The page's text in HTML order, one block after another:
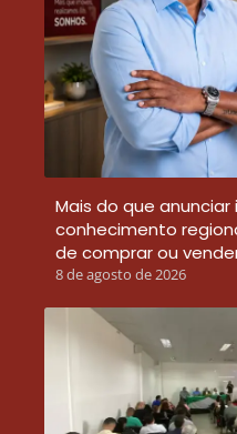
Mais do que
conhecimento
de comprar ou
8 de agosto de 2026